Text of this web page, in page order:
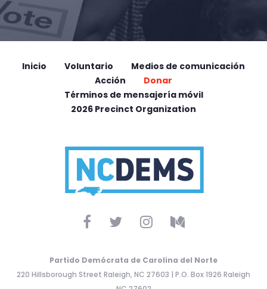
Inicio Voluntario
Medios de comunicación
Acción
Donar
Términos de mensajería móvil
2026 Precinct Organization
Partido Demócrata de Carolina del Norte
220 Hillsborough Street Raleigh, NC 27603 | P.O. Box 1926 Raleigh